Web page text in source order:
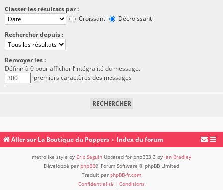
Classer les résultats par :
Croissant
Décroissant
Rechercher depuis :
Renvoyer les :
Définir à 0 pour afficher l’intégralité du message.
premiers caractères des messages
Aller sur La Boutique du Poppers Index du forum
metrolike style by Eric Seguin Updated for phpBB3.3 by Ian Bradley
Développé par phpBB® Forum Software © phpBB Limited
Traduit par phpBB-fr.com
Confidentialité | Conditions